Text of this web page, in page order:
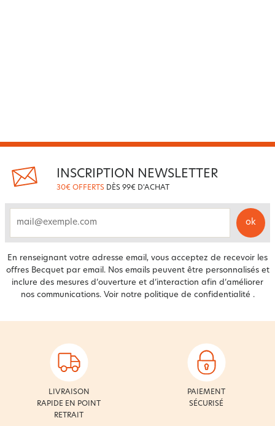
INSCRIPTION NEWSLETTER
30€ OFFERTS DÈS 99€ D'ACHAT
ok
En renseignant votre adresse email, vous acceptez de recevoir les
offres Becquet par email. Nos emails peuvent être personnalisés et
inclure des mesures d’ouverture et d’interaction afin d’améliorer
nos communications. Voir notre politique de confidentialité .
LIVRAISON
RAPIDE EN POINT
RETRAIT
PAIEMENT
SÉCURISÉ